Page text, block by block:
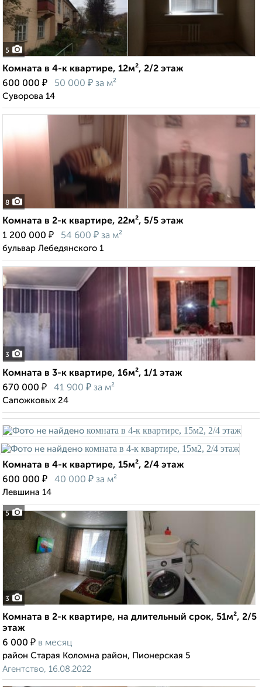
5
Комната в 4-к квартире, 12м², 2/2 этаж
600 000 ₽ 50 000 ₽ за м²
Суворова 14
8
Комната в 2-к квартире, 22м², 5/5 этаж
1 200 000 ₽ 54 600 ₽ за м²
бульвар Лебедянского 1
3
Комната в 3-к квартире, 16м², 1/1 этаж
670 000 ₽ 41 900 ₽ за м²
Сапожковых 24
5
Комната в 4-к квартире, 15м², 2/4 этаж
600 000 ₽ 40 000 ₽ за м²
Левшина 14
3
Комната в 2-к квартире, на длительный срок, 51м², 2/5
этаж
6 000 ₽ в месяц
район Старая Коломна район, Пионерская 5
Агентство, 16.08.2022